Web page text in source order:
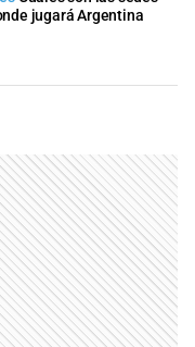
jugará Argentina